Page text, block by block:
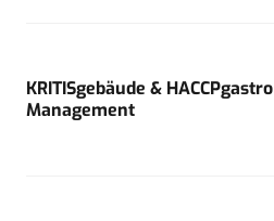
KRITISgebäude & HACCPgastro
Management